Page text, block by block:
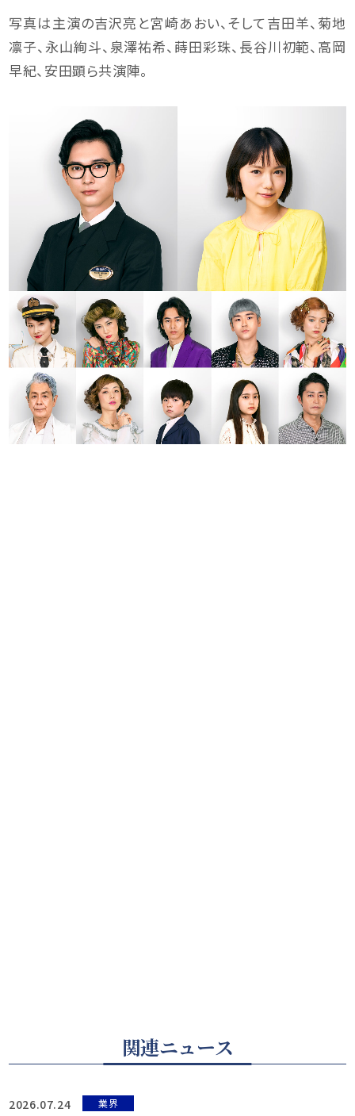
写真は主演の吉沢亮と宮崎あおい、そして吉田羊、菊地
凛子、永山絢斗、泉澤祐希、蒔田彩珠、長谷川初範、高岡
早紀、安田顕ら共演陣。
関連ニュース
2026.07.24 業界